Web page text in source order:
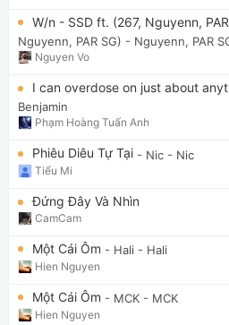
W/n - SSD ft. (267, Nguyenn,
Nguyenn, PAR SG) - Nguyenn, PAR
Nguyen Vo
I can overdose on just about
Benjamin
Phạm Hoàng Tuấn Anh
Phiêu Diêu Tự Tại - Nic - Nic
Tiểu Mi
Đứng Đây Và Nhìn
CamCam
Một Cái Ôm - Hali - Hali
Hien Nguyen
Một Cái Ôm - MCK - MCK
Hien Nguyen